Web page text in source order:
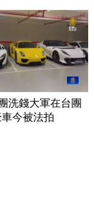
洗錢大軍在台團
今被法拍